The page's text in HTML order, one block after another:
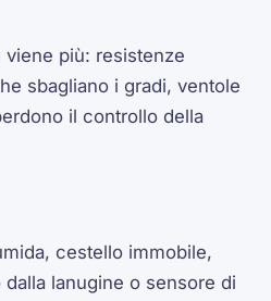
viene più: resistenze
sbagliano i gradi, ventole
il controllo della
cestello immobile,
lanugine o sensore di